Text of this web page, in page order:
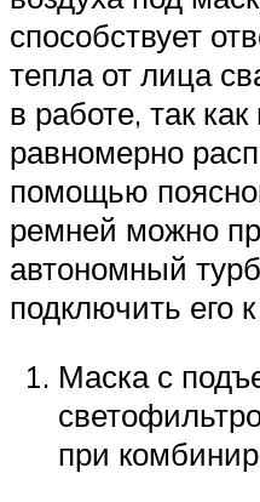
способствует
тепла от лица
в работе, так
равномерно
помощью
ремней можно
автономный
подключить его
Маска с
при